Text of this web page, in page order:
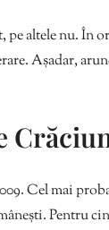
pe altele nu. În
Așadar,
Cel mai
Pentru